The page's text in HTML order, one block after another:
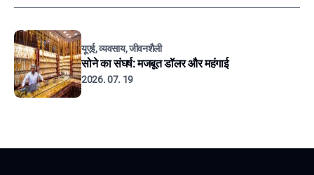
यूएई, व्यवसाय, जीवनशैली
सोने का संघर्ष: मजबूत डॉलर और महंगाई
2026. 07. 19